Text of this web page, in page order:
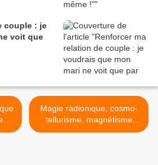
couple : je
voit que
Magie radionique, cosmo-
tellurisme, magnétisme
terrestre et personnel >